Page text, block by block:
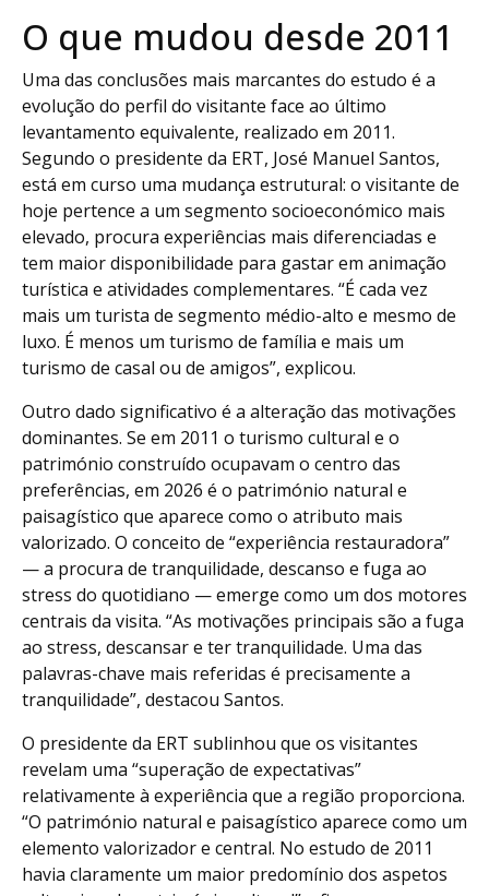
O que mudou desde 2011
Uma das conclusões mais marcantes do estudo é a
evolução do perfil do visitante face ao último
levantamento equivalente, realizado em 2011.
Segundo o presidente da ERT, José Manuel Santos,
está em curso uma mudança estrutural: o visitante de
hoje pertence a um segmento socioeconómico mais
elevado, procura experiências mais diferenciadas e
tem maior disponibilidade para gastar em animação
turística e atividades complementares. “É cada vez
mais um turista de segmento médio-alto e mesmo de
luxo. É menos um turismo de família e mais um
turismo de casal ou de amigos”, explicou.
Outro dado significativo é a alteração das motivações
dominantes. Se em 2011 o turismo cultural e o
património construído ocupavam o centro das
preferências, em 2026 é o património natural e
paisagístico que aparece como o atributo mais
valorizado. O conceito de “experiência restauradora”
— a procura de tranquilidade, descanso e fuga ao
stress do quotidiano — emerge como um dos motores
centrais da visita. “As motivações principais são a fuga
ao stress, descansar e ter tranquilidade. Uma das
palavras-chave mais referidas é precisamente a
tranquilidade”, destacou Santos.
O presidente da ERT sublinhou que os visitantes
revelam uma “superação de expectativas”
relativamente à experiência que a região proporciona.
“O património natural e paisagístico aparece como um
elemento valorizador e central. No estudo de 2011
havia claramente um maior predomínio dos aspetos